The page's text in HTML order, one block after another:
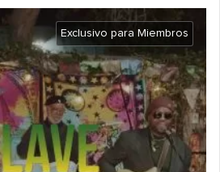
Exclusivo para Miembros